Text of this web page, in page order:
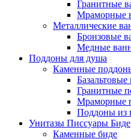
Гранитные
Мраморные
Металлические
Бронзовые
Медные
Поддоны для душа
Каменные
Гранитные
Мраморные
Поддоны из
Унитазы Писсуары Биде
Каменные биде